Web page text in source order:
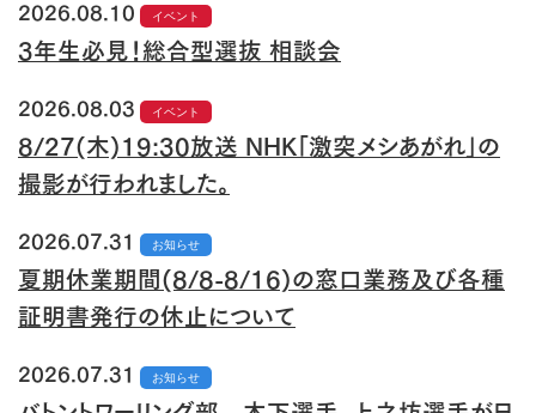
2026.08.10 イベント
3年生必見！総合型選抜 相談会
2026.08.03 イベント
8/27(木)19:30放送 NHK「激突メシあがれ」の
撮影が行われました。
2026.07.31 お知らせ
夏期休業期間(8/8-8/16)の窓口業務及び各種
証明書発行の休止について
2026.07.31 お知らせ